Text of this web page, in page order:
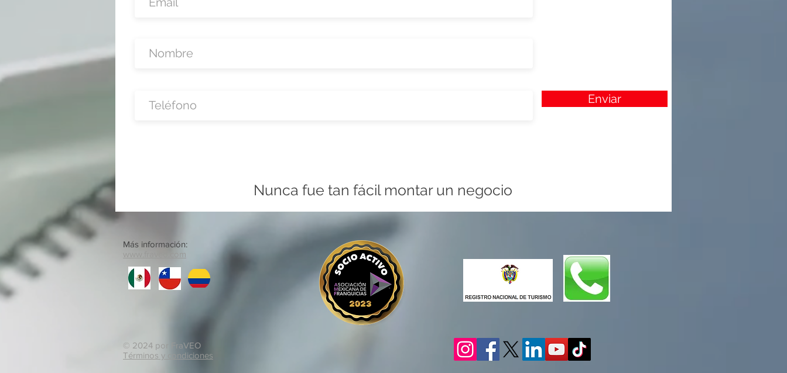
Enviar
Nunca fue tan fácil montar un negocio
Más información:
www.fraveo.com
© 2024 por FraVEO
Términos y condiciones